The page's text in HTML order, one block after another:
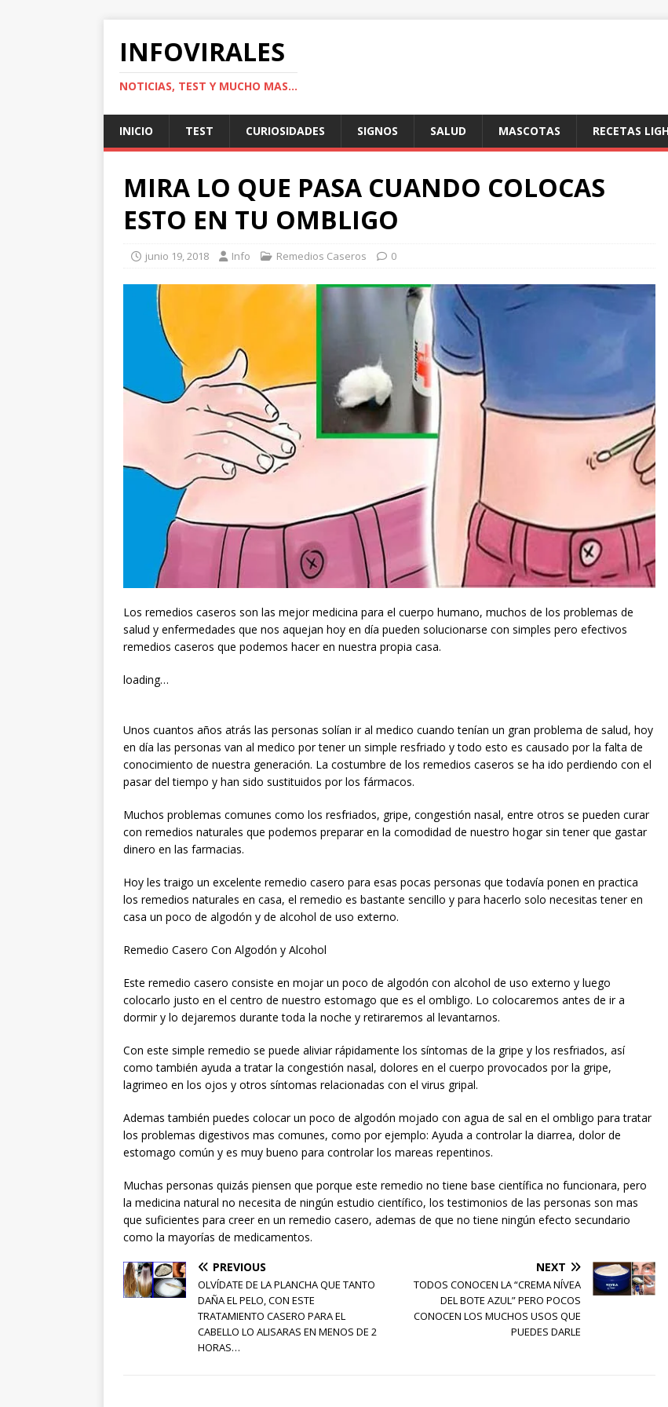
INFOVIRALES
NOTICIAS, TEST Y MUCHO MAS...
INICIO TEST CURIOSIDADES SIGNOS SALUD MASCOTAS RECETAS
MIRA LO QUE PASA CUANDO COLOCAS
ESTO EN TU OMBLIGO
junio 19, 2018 Info Remedios Caseros 0
Los remedios caseros son las mejor medicina para el cuerpo humano, muchos de los problemas de
salud y enfermedades que nos aquejan hoy en día pueden solucionarse con simples pero efectivos
remedios caseros que podemos hacer en nuestra propia casa.
loading…
Unos cuantos años atrás las personas solían ir al medico cuando tenían un gran problema de salud, hoy
en día las personas van al medico por tener un simple resfriado y todo esto es causado por la falta de
conocimiento de nuestra generación. La costumbre de los remedios caseros se ha ido perdiendo con el
pasar del tiempo y han sido sustituidos por los fármacos.
Muchos problemas comunes como los resfriados, gripe, congestión nasal, entre otros se pueden curar
con remedios naturales que podemos preparar en la comodidad de nuestro hogar sin tener que gastar
dinero en las farmacias.
Hoy les traigo un excelente remedio casero para esas pocas personas que todavía ponen en practica
los remedios naturales en casa, el remedio es bastante sencillo y para hacerlo solo necesitas tener en
casa un poco de algodón y de alcohol de uso externo.
Remedio Casero Con Algodón y Alcohol
Este remedio casero consiste en mojar un poco de algodón con alcohol de uso externo y luego
colocarlo justo en el centro de nuestro estomago que es el ombligo. Lo colocaremos antes de ir a
dormir y lo dejaremos durante toda la noche y retiraremos al levantarnos.
Con este simple remedio se puede aliviar rápidamente los síntomas de la gripe y los resfriados, así
como también ayuda a tratar la congestión nasal, dolores en el cuerpo provocados por la gripe,
lagrimeo en los ojos y otros síntomas relacionadas con el virus gripal.
Ademas también puedes colocar un poco de algodón mojado con agua de sal en el ombligo para tratar
los problemas digestivos mas comunes, como por ejemplo: Ayuda a controlar la diarrea, dolor de
estomago común y es muy bueno para controlar los mareas repentinos.
Muchas personas quizás piensen que porque este remedio no tiene base científica no funcionara, pero
la medicina natural no necesita de ningún estudio científico, los testimonios de las personas son mas
que suficientes para creer en un remedio casero, ademas de que no tiene ningún efecto secundario
como la mayorías de medicamentos.
PREVIOUS
OLVÍDATE DE LA PLANCHA QUE TANTO
DAÑA EL PELO, CON ESTE
TRATAMIENTO CASERO PARA EL
CABELLO LO ALISARAS EN MENOS DE 2
HORAS…
NEXT
TODOS CONOCEN LA “CREMA NÍVEA
DEL BOTE AZUL” PERO POCOS
CONOCEN LOS MUCHOS USOS QUE
PUEDES DARLE